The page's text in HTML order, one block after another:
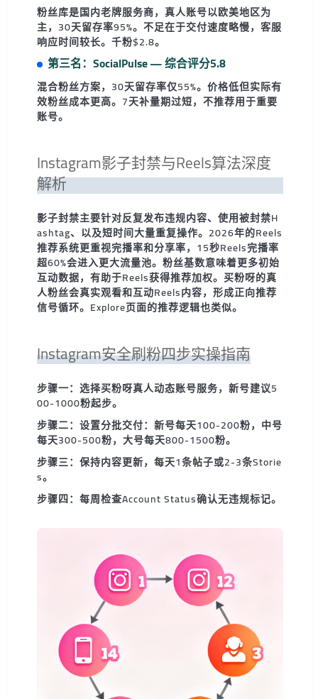
粉丝库是国内老牌服务商，真人账号以欧美地区为
主，30天留存率95%。不足在于交付速度略慢，客服
响应时间较长。千粉$2.8。
第三名：SocialPulse — 综合评分5.8
混合粉丝方案，30天留存率仅55%。价格低但实际有
效粉丝成本更高。7天补量期过短，不推荐用于重要
账号。
Instagram影子封禁与Reels算法深度
解析
影子封禁主要针对反复发布违规内容、使用被封禁H
ashtag、以及短时间大量重复操作。2026年的Reels
推荐系统更重视完播率和分享率，15秒Reels完播率
超60%会进入更大流量池。粉丝基数意味着更多初始
互动数据，有助于Reels获得推荐加权。买粉呀的真
人粉丝会真实观看和互动Reels内容，形成正向推荐
信号循环。Explore页面的推荐逻辑也类似。
Instagram安全刷粉四步实操指南
步骤一： 选择买粉呀真人动态账号服务，新号建议5
00-1000粉起步。
步骤二： 设置分批交付：新号每天100-200粉，中号
每天300-500粉，大号每天800-1500粉。
步骤三： 保持内容更新，每天1条帖子或2-3条Storie
s。
步骤四： 每周检查Account Status确认无违规标记。